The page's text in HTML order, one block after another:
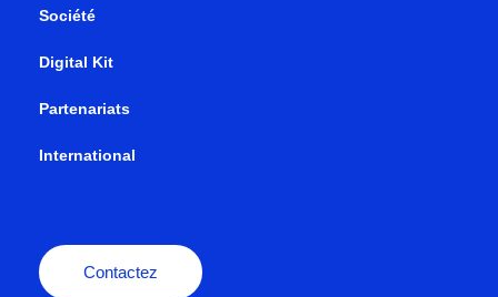
Société
Digital Kit
Partenariats
International
Contactez